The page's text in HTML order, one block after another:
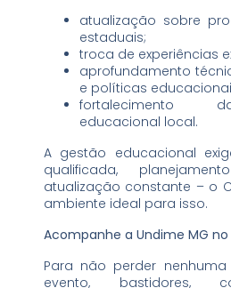
atualização sobre
estaduais;
troca de experiências
aprofundamento
e políticas
fortalecimento
educacional local.
A gestão educacional
qualificada,
atualização constante – o
ambiente ideal para isso.
Acompanhe a Undime MG
Para não perder
evento, bastidores,